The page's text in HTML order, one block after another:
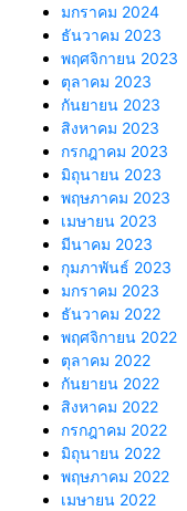
มกราคม 2024
ธันวาคม 2023
พฤศจิกายน 2023
ตุลาคม 2023
กันยายน 2023
สิงหาคม 2023
กรกฎาคม 2023
มิถุนายน 2023
พฤษภาคม 2023
เมษายน 2023
มีนาคม 2023
กุมภาพันธ์ 2023
มกราคม 2023
ธันวาคม 2022
พฤศจิกายน 2022
ตุลาคม 2022
กันยายน 2022
สิงหาคม 2022
กรกฎาคม 2022
มิถุนายน 2022
พฤษภาคม 2022
เมษายน 2022